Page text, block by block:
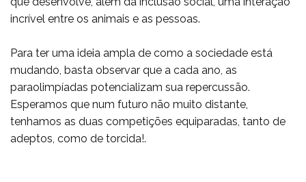
incrível entre os animais e as pessoas.
Para ter uma ideia ampla de como a sociedade está
mudando, basta observar que a cada ano, as
paraolimpíadas potencializam sua repercussão.
Esperamos que num futuro não muito distante,
tenhamos as duas competições equiparadas, tanto de
adeptos, como de torcida!.